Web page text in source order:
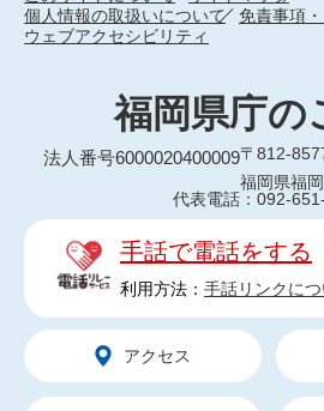
個人情報の取扱いについて
免責事項
ウェブアクセシビリティ
福岡県庁の
法人番号6000020400009〒812-
福岡県福
代表電話：092-
手話で電話をする
利用方法： 手話リンクに
アクセス